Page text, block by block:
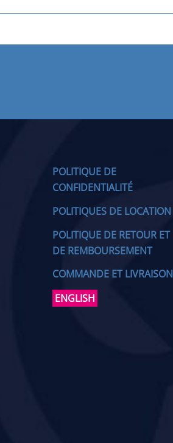
POLITIQUE DE
CONFIDENTIALITÉ
POLITIQUES DE LOCATION
POLITIQUE DE RETOUR ET
DE REMBOURSEMENT
COMMANDE ET LIVRAISON
ENGLISH